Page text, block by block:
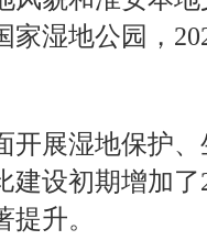
家湿地公园，
展湿地保护、
建设初期增加了
升。